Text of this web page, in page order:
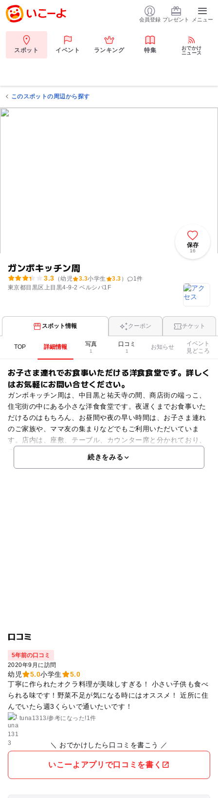
会員登録 プレゼント メニュー
スポット イベント ランキング 特集
おでかけ
ニュース
このスポットの周辺から探す
ガンボキッチン周
3.3 （幼児 3.3小学生 3.3 ） 1件
東京都目黒区上目黒4-9-2 ベルシバ1F
保存
16
スポット情報 クーポン チケット
TOP 詳細情報 写真
1
口コミ
1
お知らせ
イベント
見どころ
お子さま連れでお食事いただける洋食食堂です。詳しく
はお気軽にお問い合せください。
ガンボキッチン周は、中目黒と祐天寺の間、商店街の端っこ、
住宅街の中にある小さな洋食食堂です。夜遅くまでお食事いた
だけるのはもちろん、お昼間や夜の早い時間は、お子さま連れ
のご家族や、ママ友の集まりなどでもご利用いただいていま
す。店内は、座敷、テーブル、カウンター席と分かれており、
続きをみる
口コミ
5年前の口コミ
2020年9月に訪問
幼児 5.0小学生
5.0
丁寧に作られたオクラ料理が美味しすぎる！ 小さい子供も食べ
られる味です！野菜不足が気になる時にはオススメ！ 近所に住
んでいたら週3くらいで通いたいです！
tuna1313/参考に なった!1件
＼ おでかけしたら口コミを書こう ／
いこーよアプリで口コミを書く